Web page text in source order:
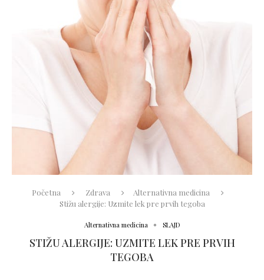
Početna Zdrava
Alternativna medicina
Stižu alergije: Uzmite lek pre prvih tegoba
Alternativna medicina SLAJD
STIŽU ALERGIJE: UZMITE LEK PRE PRVIH
TEGOBA